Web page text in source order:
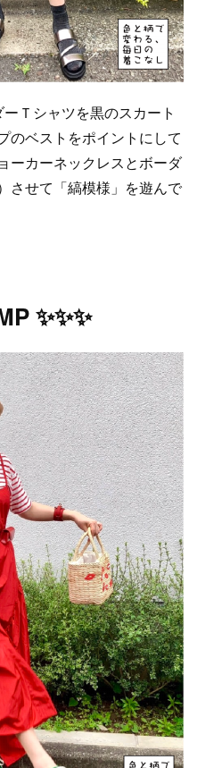
Ｔシャツを黒のスカート
のベストをポイントにして
ーカーネックレスとボーダ
させて「縞模様」を遊んで
✨✨✨